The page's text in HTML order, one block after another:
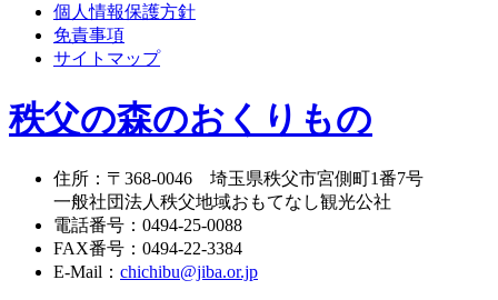
個人情報保護方針
免責事項
サイトマップ
秩父の森のおくりもの
住所 ： 〒368-0046 埼玉県秩父市宮側町1番7号
一般社団法人秩父地域おもてなし観光公社
電話番号 ： 0494-25-0088
FAX番号 ： 0494-22-3384
E-Mail ： chichibu@jiba.or.jp